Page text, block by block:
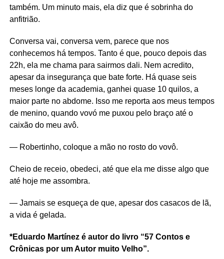
também. Um minuto mais, ela diz que é sobrinha do
anfitrião.
Conversa vai, conversa vem, parece que nos
conhecemos há tempos. Tanto é que, pouco depois das
22h, ela me chama para sairmos dali. Nem acredito,
apesar da insegurança que bate forte. Há quase seis
meses longe da academia, ganhei quase 10 quilos, a
maior parte no abdome. Isso me reporta aos meus tempos
de menino, quando vovó me puxou pelo braço até o
caixão do meu avô.
— Robertinho, coloque a mão no rosto do vovô.
Cheio de receio, obedeci, até que ela me disse algo que
até hoje me assombra.
— Jamais se esqueça de que, apesar dos casacos de lã,
a vida é gelada.
*Eduardo Martínez é autor do livro “57 Contos e
Crônicas por um Autor muito Velho”.